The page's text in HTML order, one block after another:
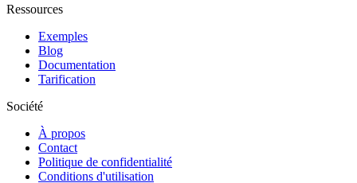
Ressources
Exemples
Blog
Documentation
Tarification
Société
À propos
Contact
Politique de confidentialité
Conditions d'utilisation